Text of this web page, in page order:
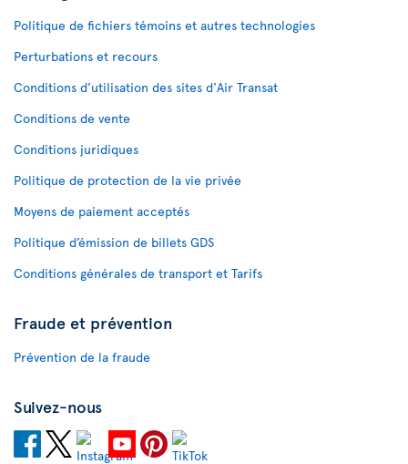
Politique de fichiers témoins et autres technologies
Perturbations et recours
Conditions d’utilisation des sites d'Air Transat
Conditions de vente
Conditions juridiques
Politique de protection de la vie privée
Moyens de paiement acceptés
Politique d’émission de billets GDS
Conditions générales de transport et Tarifs
Fraude et prévention
Prévention de la fraude
Suivez-nous